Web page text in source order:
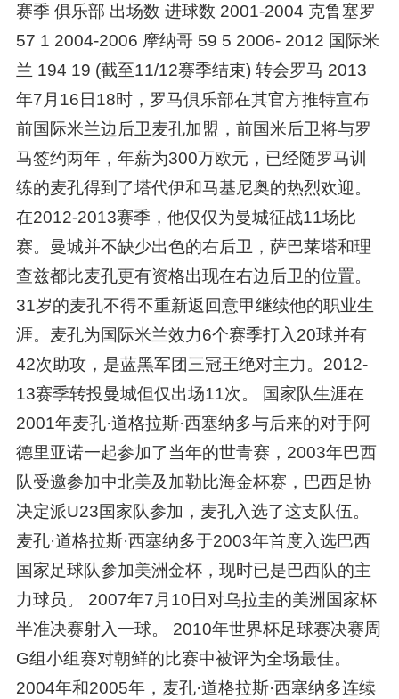
赛季 俱乐部 出场数 进球数 2001-2004 克鲁塞罗
57 1 2004-2006 摩纳哥 59 5 2006- 2012 国际米
兰 194 19 (截至11/12赛季结束) 转会罗马 2013
年7月16日18时，罗马俱乐部在其官方推特宣布
前国际米兰边后卫麦孔加盟，前国米后卫将与罗
马签约两年，年薪为300万欧元，已经随罗马训
练的麦孔得到了塔代伊和马基尼奥的热烈欢迎。
在2012-2013赛季，他仅仅为曼城征战11场比
赛。曼城并不缺少出色的右后卫，萨巴莱塔和理
查兹都比麦孔更有资格出现在右边后卫的位置。
31岁的麦孔不得不重新返回意甲继续他的职业生
涯。麦孔为国际米兰效力6个赛季打入20球并有
42次助攻，是蓝黑军团三冠王绝对主力。2012-
13赛季转投曼城但仅出场11次。 国家队生涯在
2001年麦孔·道格拉斯·西塞纳多与后来的对手阿
德里亚诺一起参加了当年的世青赛，2003年巴西
队受邀参加中北美及加勒比海金杯赛，巴西足协
决定派U23国家队参加，麦孔入选了这支队伍。
麦孔·道格拉斯·西塞纳多于2003年首度入选巴西
国家足球队参加美洲金杯，现时已是巴西队的主
力球员。 2007年7月10日对乌拉圭的美洲国家杯
半准决赛射入一球。 2010年世界杯足球赛决赛周
G组小组赛对朝鲜的比赛中被评为全场最佳。
2004年和2005年，麦孔·道格拉斯·西塞纳多连续